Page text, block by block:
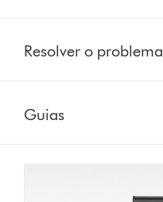
Resolver o problema
Guias